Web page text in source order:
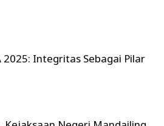
2025: Integritas Sebagai Pilar